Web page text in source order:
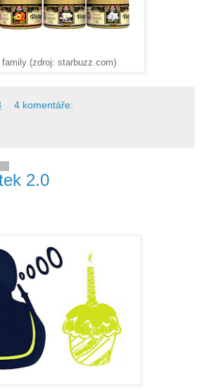
family (zdroj: starbuzz.com)
4 komentáře:
2.0